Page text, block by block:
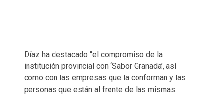
Díaz ha destacado “el compromiso de la
institución provincial con ‘Sabor Granada’, así
como con las empresas que la conforman y las
personas que están al frente de las mismas.